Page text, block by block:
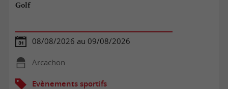
Golf
08/08/2026 au 09/08/2026
Arcachon
Evènements sportifs